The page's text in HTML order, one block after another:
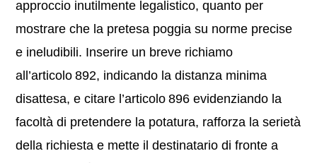
approccio inutilmente legalistico, quanto per
mostrare che la pretesa poggia su norme precise
e ineludibili. Inserire un breve richiamo
all’articolo 892, indicando la distanza minima
disattesa, e citare l’articolo 896 evidenziando la
facoltà di pretendere la potatura, rafforza la serietà
della richiesta e mette il destinatario di fronte a